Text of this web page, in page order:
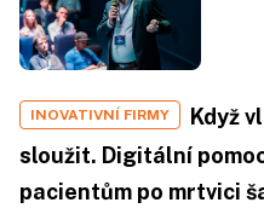
INOVATIVNÍ FIRMY
Když
sloužit. Digitální
pacientům po mrtvici